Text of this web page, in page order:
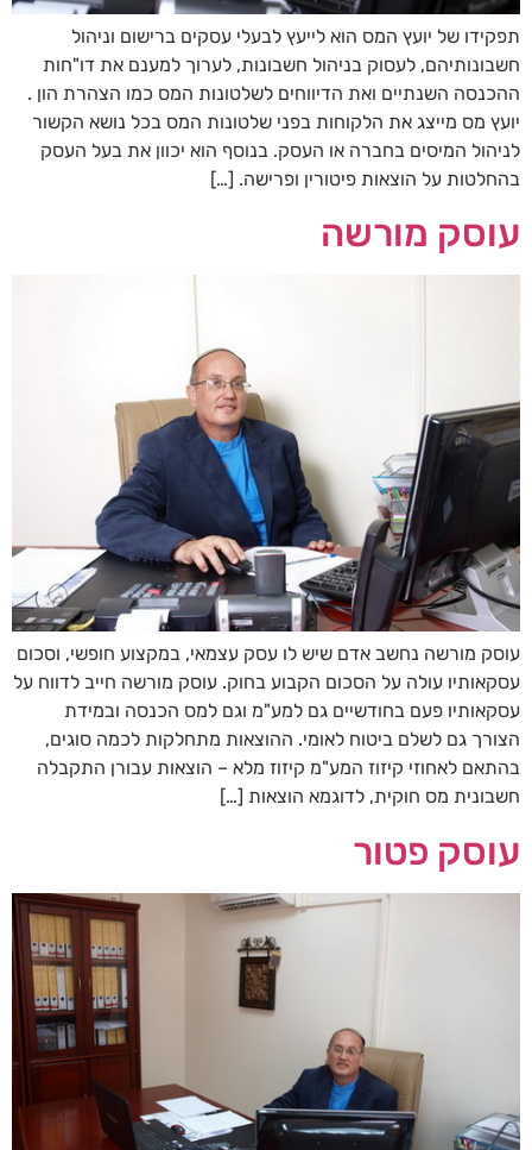
תפקידו של יועץ המס הוא לייעץ לבעלי עסקים ברישום וניהול
חשבונותיהם, לעסוק בניהול חשבונות, לערוך למענם את דו"חות
ההכנסה השנתיים ואת הדיווחים לשלטונות המס כמו הצהרת הון .
יועץ מס מייצג את הלקוחות בפני שלטונות המס בכל נושא הקשור
לניהול המיסים בחברה או העסק. בנוסף הוא יכוון את בעל העסק
בהחלטות על הוצאות פיטורין ופרישה. […]
עוסק מורשה
עוסק מורשה נחשב אדם שיש לו עסק עצמאי, במקצוע חופשי, וסכום
עסקאותיו עולה על הסכום הקבוע בחוק. עוסק מורשה חייב לדווח על
עסקאותיו פעם בחודשיים גם למע"מ וגם למס הכנסה ובמידת
הצורך גם לשלם ביטוח לאומי. ההוצאות מתחלקות לכמה סוגים,
בהתאם לאחוזי קיזוז המע"מ קיזוז מלא – הוצאות עבורן התקבלה
חשבונית מס חוקית, לדוגמא הוצאות […]
עוסק פטור